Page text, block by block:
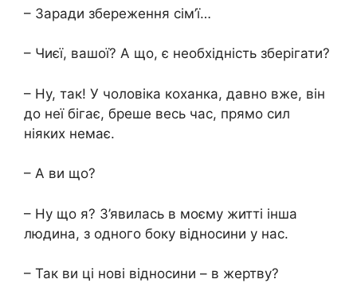
– Заради збереження сім’ї…
– Чиєї, вашої? А що, є необхідність зберігати?
– Ну, так! У чоловіка коханка, давно вже, він
до неї бігає, бреше весь час, прямо сил
ніяких немає.
– А ви що?
– Ну що я? З’явилась в моєму житті інша
людина, з одного боку відносини у нас.
– Так ви ці нові відносини – в жертву?